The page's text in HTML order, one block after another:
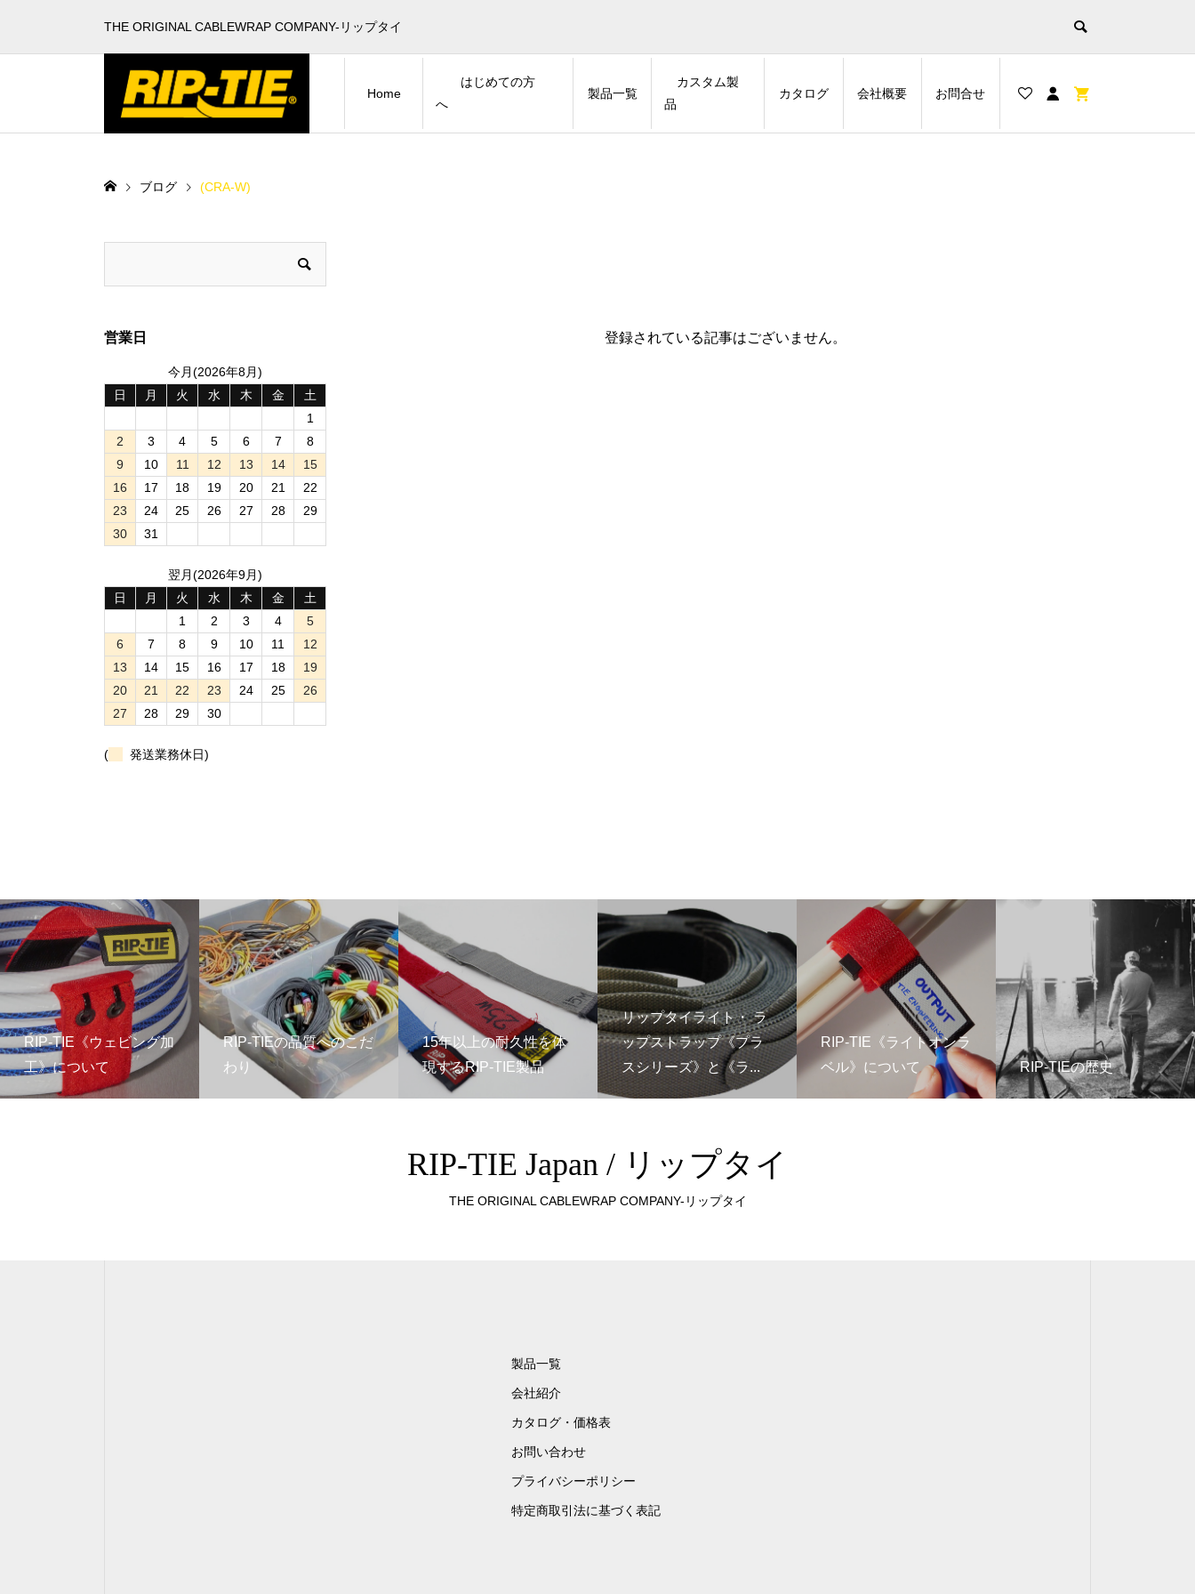
THE ORIGINAL CABLEWRAP COMPANY-リップタイ
Home
はじめての方
へ
製品一覧
カスタム製
品
カタログ 会社概要 お問合せ
ブログ (CRA-W)
登録されている記事はございません。
営業日
今月(2026年8月)
日
月 火 水 木 金
土
1
2
3 4 5 6 7
8
9
10 11 12 13 14
15
16
17 18 19 20 21
22
23
24 25 26 27 28
29
30
31
翌月(2026年9月)
日
月 火 水 木 金
土
1
2 3 4
5
6
7 8 9 10 11
12
13
14 15 16 17 18
19
20
21 22 23 24 25
26
27
28 29 30
( 発送業務休日)
RIP-TIE《ウェビング加
工》について
RIP-TIEの品質へのこだ
わり
15年以上の耐久性を体
現するRIP-TIE製品
リップタイライト・ ラ
ップストラップ《プラ
スシリーズ》と《ラ...
RIP-TIE《ライトオンラ
ベル》について
RIP-TIEの歴史
RIP-TIE Japan / リップタイ
THE ORIGINAL CABLEWRAP COMPANY-リップタイ
製品一覧
会社紹介
カタログ・価格表
お問い合わせ
プライバシーポリシー
特定商取引法に基づく表記